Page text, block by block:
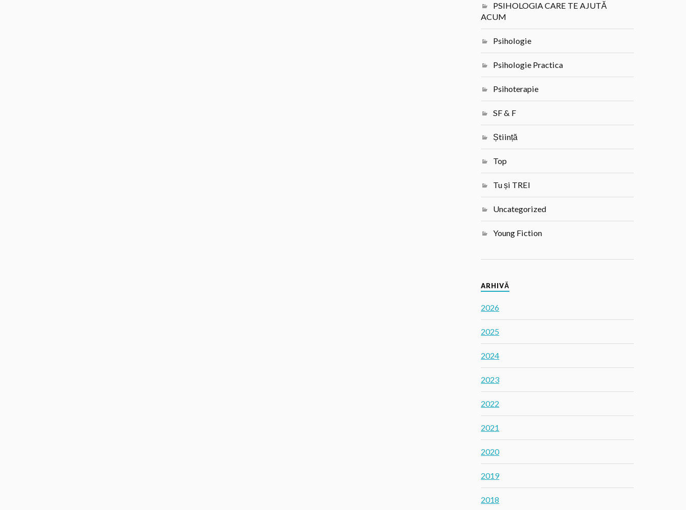
PSIHOLOGIA CARE TE AJUTĂ
ACUM
Psihologie
Psihologie Practica
Psihoterapie
SF & F
Știință
Top
Tu și TREI
Uncategorized
Young Fiction
ARHIVĂ
2026
2025
2024
2023
2022
2021
2020
2019
2018